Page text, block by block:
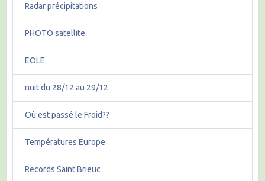
Radar précipitations
PHOTO satellite
EOLE
nuit du 28/12 au 29/12
Où est passé le Froid??
Températures Europe
Records Saint Brieuc